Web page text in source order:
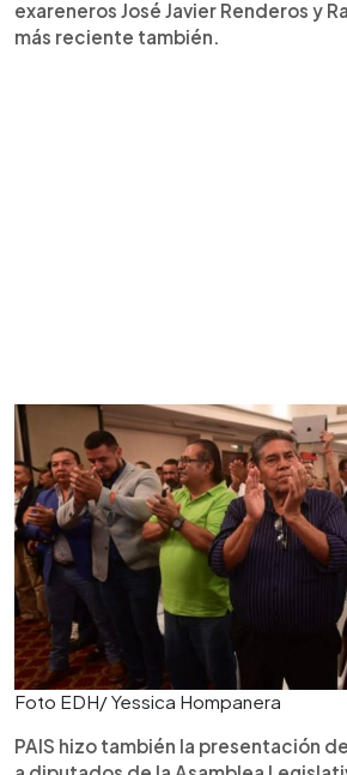
exareneros José Javier Renderos y
más reciente también.
Foto EDH/ Yessica Hompanera
PAIS hizo también la presentación